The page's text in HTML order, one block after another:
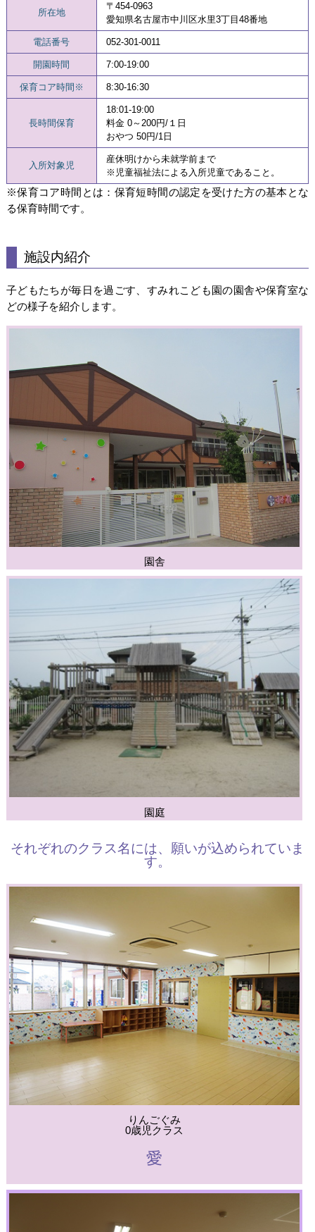
所在地
〒454-0963
愛知県名古屋市中川区水里3丁目48番地
電話番号 052-301-0011
開園時間 7:00-19:00
保育コア時間※ 8:30-16:30
長時間保育
18:01-19:00
料金 0～200円/１日
おやつ 50円/1日
入所対象児
産休明けから未就学前まで
※児童福祉法による入所児童であること。
※保育コア時間とは：保育短時間の認定を受けた方の基本とな
る保育時間です。
施設内紹介
子どもたちが毎日を過ごす、すみれこども園の園舎や保育室な
どの様子を紹介します。
園舎
園庭
それぞれのクラス名には、願いが込められていま
す。
りんごぐみ
0歳児クラス
愛